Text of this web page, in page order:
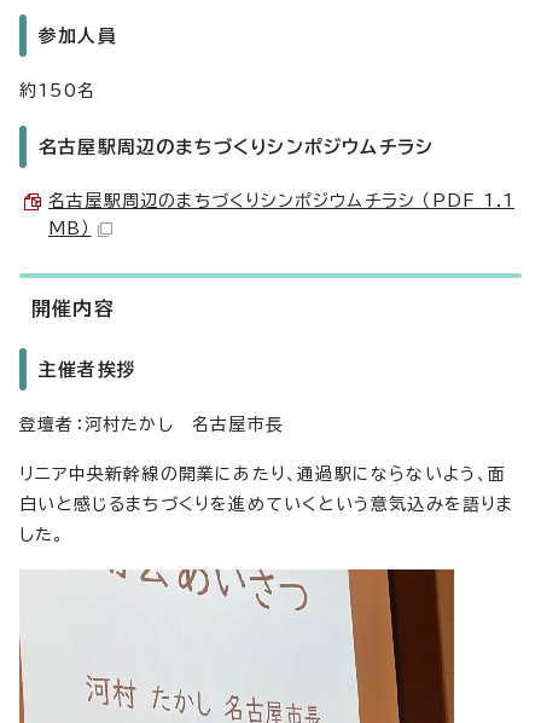
参加人員
約150名
名古屋駅周辺のまちづくりシンポジウムチラシ
名古屋駅周辺のまちづくりシンポジウムチラシ （PDF 1.1
MB）
開催内容
主催者挨拶
登壇者：河村たかし 名古屋市長
リニア中央新幹線の開業にあたり、通過駅にならないよう、面
白いと感じるまちづくりを進めていくという意気込みを語りま
した。